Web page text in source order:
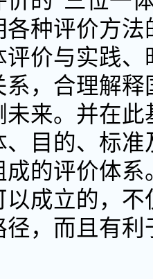
种评价方
价与实践
，合理解
未来。并在
目的、标
的评价体
成立的，
，而且有